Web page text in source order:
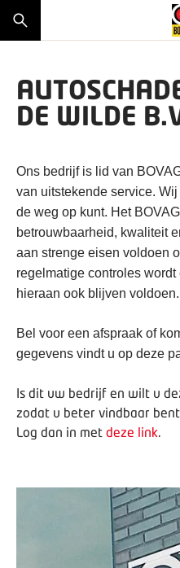
DE WILDE
Ons bedrijf is lid van
van uitstekende service.
de weg op kunt. Het
betrouwbaarheid, kwaliteit
aan strenge eisen voldoen
regelmatige controles
hieraan ook blijven voldoen.
Bel voor een afspraak of
gegevens vindt u op deze
Is dit uw bedrijf en wilt u
zodat u beter vindbaar
Log dan in met deze link.